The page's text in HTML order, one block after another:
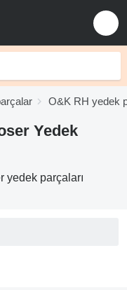
O&K RH yedek
Yedek
yedek parçaları